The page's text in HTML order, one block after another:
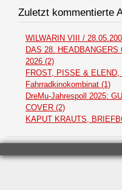
Zuletzt kommentierte
WILWARIN VIII /
DAS 28. HEADBANGERS
2026 (2)
FROST, PISSE &
Fahrradkinokombinat (1)
DreMu-Jahrespoll 2025:
COVER (2)
KAPUT KRAUTS,